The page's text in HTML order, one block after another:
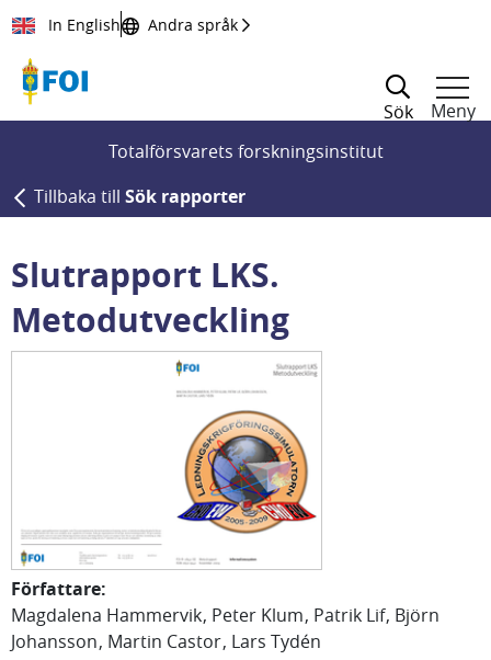
Till innehållet
In English Andra språk
Sök
Meny
Totalförsvarets forskningsinstitut
Tillbaka till Sök rapporter
Slutrapport LKS.
Metodutveckling
Författare:
Magdalena Hammervik Peter Klum Patrik Lif Björn
Johansson Martin Castor Lars Tydén